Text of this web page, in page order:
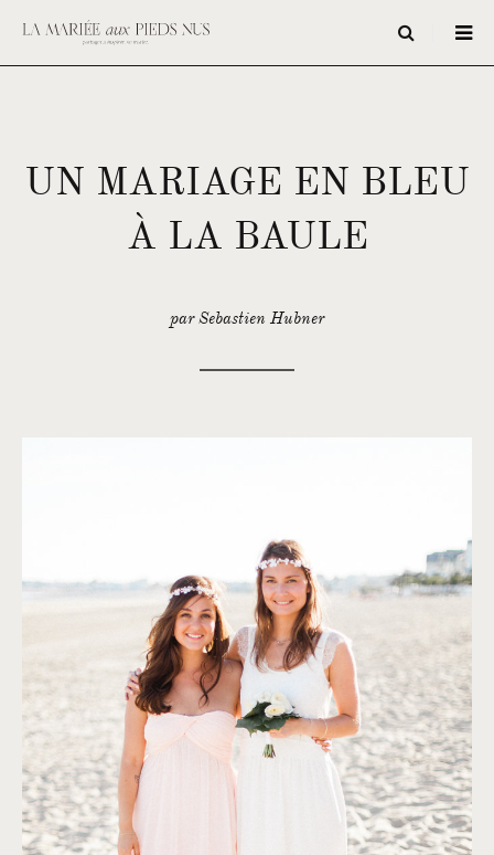
UN MARIAGE EN BLEU
À LA BAULE
par Sebastien Hubner